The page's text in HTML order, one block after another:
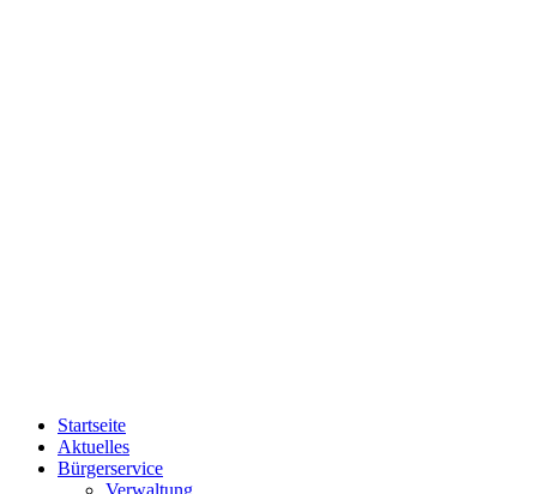
Startseite
Aktuelles
Bürgerservice
Verwaltung